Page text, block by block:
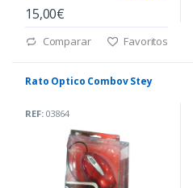
15,00€
Comparar Favoritos
Rato Optico Combov Stey
REF:03864